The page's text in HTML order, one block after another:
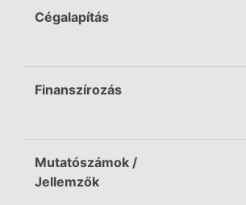
Cégalapítás
Finanszírozás
Mutatószámok /
Jellemzők